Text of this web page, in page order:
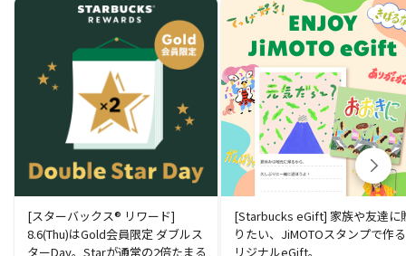
[スターバックス® リワード]
8.6(Thu)はGold会員限定 ダブルス
ターDay。Starが通常の2倍たまる
[Starbucks eGift] 家族や友達に
りたい、JiMOTOスタンプで作
リジナルeGift。